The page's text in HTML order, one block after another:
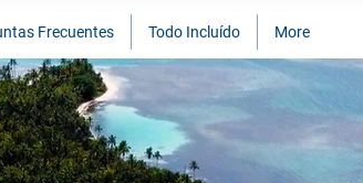
Frecuentes Todo Incluído More